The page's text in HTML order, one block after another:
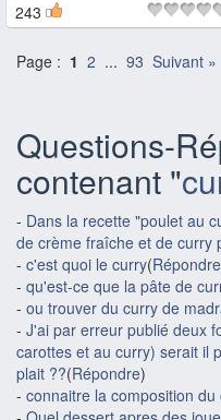
243
Page : 1 2 ... 93 Suivant »
Questions-
contenant "
- Dans la recette "poulet au
de crème fraîche et de curry
- c'est quoi le curry(Répondre
- qu'est-ce que la pâte de
- ou trouver du curry de
- J'ai par erreur publié deux
carottes et au curry) serait il
plait ??(Répondre)
- connaitre la composition du